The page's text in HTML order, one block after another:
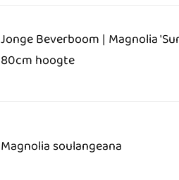
Jonge Beverboom | Magnolia
80cm hoogte
Magnolia soulangeana